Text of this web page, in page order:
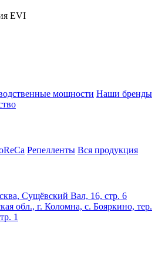
EVI
мощности Наши бренды
Репелленты Вся продукция
Сущёвский Вал, 16, стр. 6
обл., г. Коломна, с. Бояркино, тер.
1